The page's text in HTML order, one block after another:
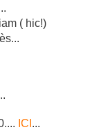
( hic!)
ICI ...